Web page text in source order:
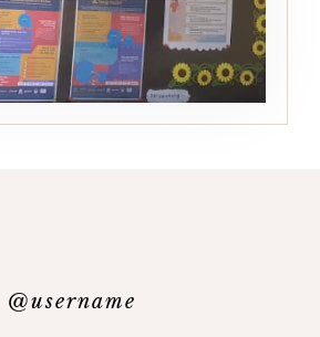
@username